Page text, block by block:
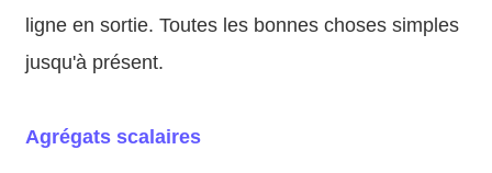
ligne en sortie. Toutes les bonnes choses simples
jusqu'à présent.
Agrégats scalaires